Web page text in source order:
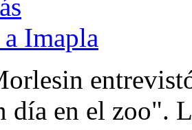
Imapla
día en el zoo".